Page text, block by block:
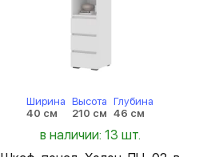
Ширина
40 см
Высота
210 см
Глубина
46 см
в наличии: 13 шт.